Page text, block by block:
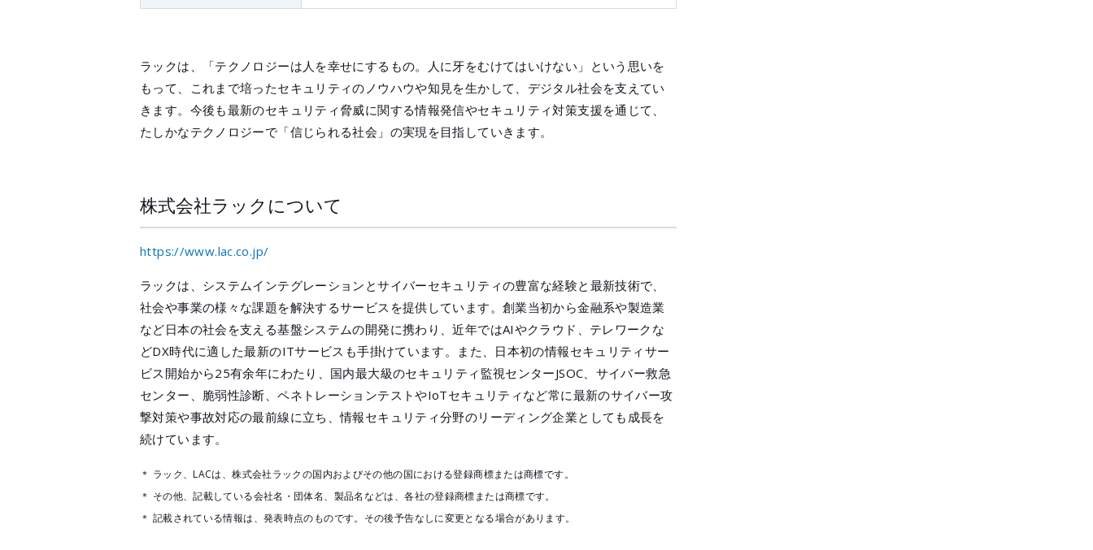
ラックは、「テクノロジーは人を幸せにするもの。人に牙をむけてはいけない」という思いを
もって、これまで培ったセキュリティのノウハウや知見を生かして、デジタル社会を支えてい
きます。今後も最新のセキュリティ脅威に関する情報発信やセキュリティ対策支援を通じて、
たしかなテクノロジーで「信じられる社会」の実現を目指していきます。
株式会社ラックについて
https://www.lac.co.jp/
ラックは、システムインテグレーションとサイバーセキュリティの豊富な経験と最新技術で、
社会や事業の様々な課題を解決するサービスを提供しています。創業当初から金融系や製造業
など日本の社会を支える基盤システムの開発に携わり、近年ではAIやクラウド、テレワークな
どDX時代に適した最新のITサービスも手掛けています。また、日本初の情報セキュリティサー
ビス開始から25有余年にわたり、国内最大級のセキュリティ監視センターJSOC、サイバー救急
センター、脆弱性診断、ペネトレーションテストやIoTセキュリティなど常に最新のサイバー攻
撃対策や事故対応の最前線に立ち、情報セキュリティ分野のリーディング企業としても成長を
続けています。
＊ ラック、LACは、株式会社ラックの国内およびその他の国における登録商標または商標です。
＊ その他、記載している会社名・団体名、製品名などは、各社の登録商標または商標です。
＊ 記載されている情報は、発表時点のものです。その後予告なしに変更となる場合があります。